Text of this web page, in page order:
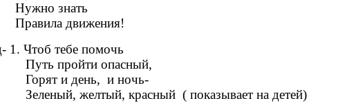
знать
движения!
1. Чтоб тебе помочь
пройти опасный,
и день, и ночь-
желтый, красный ( показывает на детей)